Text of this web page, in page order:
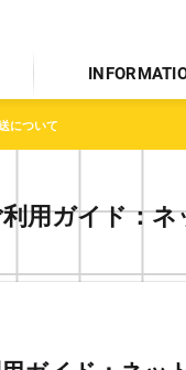
について
用ガイド：